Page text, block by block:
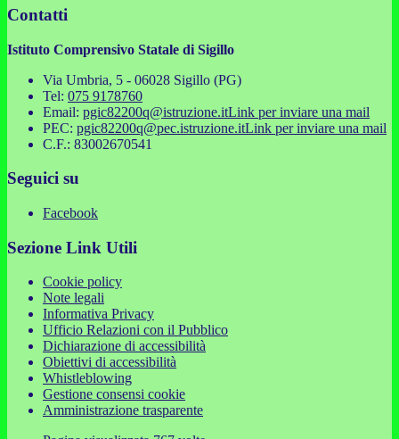
Contatti
Istituto Comprensivo Statale di Sigillo
Via Umbria, 5 - 06028 Sigillo (PG)
Tel: 075 9178760
Email: pgic82200q@istruzione.itLink per inviare una mail
PEC: pgic82200q@pec.istruzione.itLink per inviare una mail
C.F.: 83002670541
Seguici su
Facebook
Sezione Link Utili
Cookie policy
Note legali
Informativa Privacy
Ufficio Relazioni con il Pubblico
Dichiarazione di accessibilità
Obiettivi di accessibilità
Whistleblowing
Gestione consensi cookie
Amministrazione trasparente